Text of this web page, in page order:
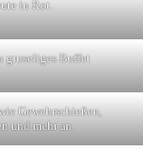
in Rot.
gruseliges Buffet
Gewehrschießen,
und mehr an.